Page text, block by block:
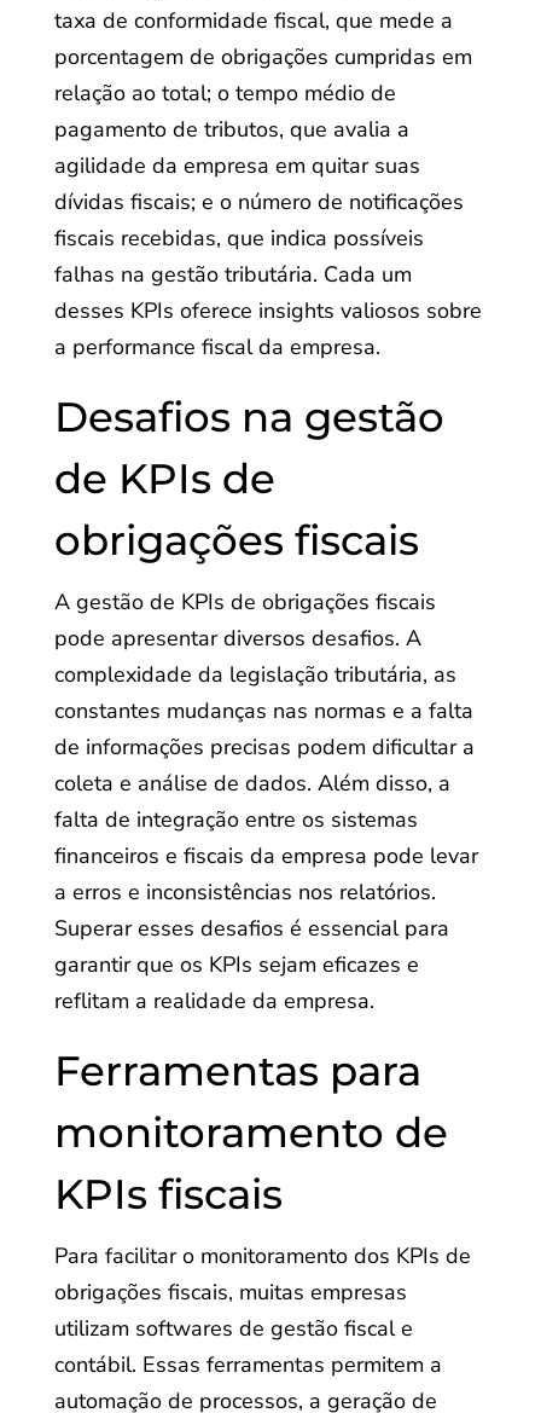
taxa de conformidade fiscal, que mede a
porcentagem de obrigações cumpridas em
relação ao total; o tempo médio de
pagamento de tributos, que avalia a
agilidade da empresa em quitar suas
dívidas fiscais; e o número de notificações
fiscais recebidas, que indica possíveis
falhas na gestão tributária. Cada um
desses KPIs oferece insights valiosos sobre
a performance fiscal da empresa.
Desafios na gestão
de KPIs de
obrigações fiscais
A gestão de KPIs de obrigações fiscais
pode apresentar diversos desafios. A
complexidade da legislação tributária, as
constantes mudanças nas normas e a falta
de informações precisas podem dificultar a
coleta e análise de dados. Além disso, a
falta de integração entre os sistemas
financeiros e fiscais da empresa pode levar
a erros e inconsistências nos relatórios.
Superar esses desafios é essencial para
garantir que os KPIs sejam eficazes e
reflitam a realidade da empresa.
Ferramentas para
monitoramento de
KPIs fiscais
Para facilitar o monitoramento dos KPIs de
obrigações fiscais, muitas empresas
utilizam softwares de gestão fiscal e
contábil. Essas ferramentas permitem a
automação de processos, a geração de